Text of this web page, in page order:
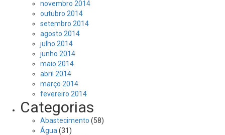
novembro 2014
outubro 2014
setembro 2014
agosto 2014
julho 2014
junho 2014
maio 2014
abril 2014
março 2014
fevereiro 2014
Categorias
Abastecimento (58)
Água (31)